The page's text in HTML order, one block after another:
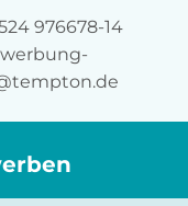
976678-14